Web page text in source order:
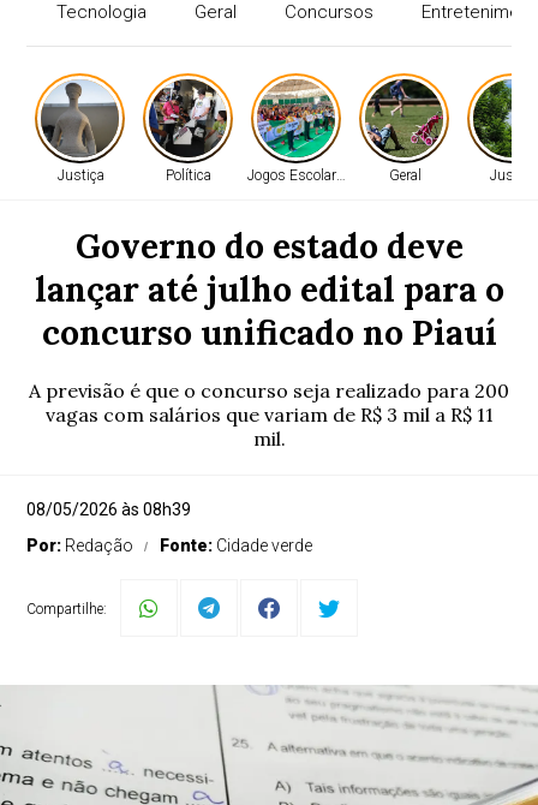
Tecnologia Geral Concursos
Justiça Política Jogos Escolares Geral Justiça
Governo do estado deve
lançar até julho edital para o
concurso unificado no Piauí
A previsão é que o concurso seja realizado para 200
vagas com salários que variam de R$ 3 mil a R$ 11
mil.
08/05/2026 às 08h39
Por: Redação Fonte: Cidade verde
Compartilhe: